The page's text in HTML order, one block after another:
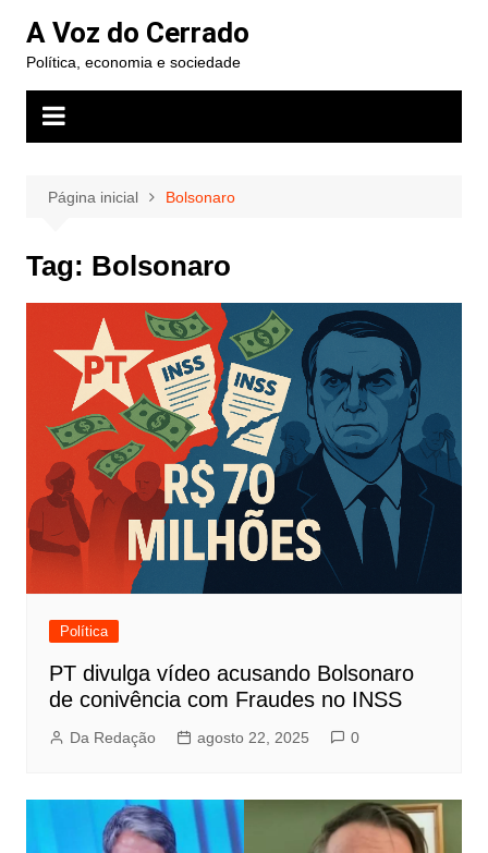
para
conteúdo
A Voz do Cerrado
Política, economia e sociedade
Página inicial Bolsonaro
Tag: Bolsonaro
Política
PT divulga vídeo acusando Bolsonaro
de conivência com Fraudes no INSS
Da Redação agosto 22, 2025 0